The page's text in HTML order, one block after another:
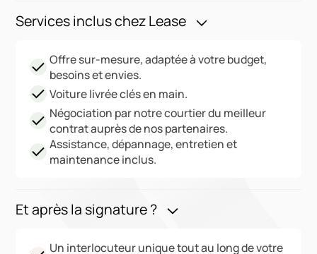
Services inclus chez Lease
Offre sur-mesure, adaptée à votre budget,
besoins et envies.
Voiture livrée clés en main.
Négociation par notre courtier du meilleur
contrat auprès de nos partenaires.
Assistance, dépannage, entretien et
maintenance inclus.
Et après la signature ?
Un interlocuteur unique tout au long de votre